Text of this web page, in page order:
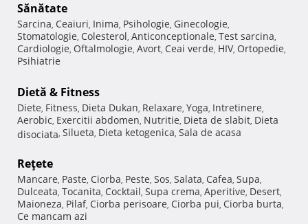
Sănătate
Sarcina, Ceaiuri, Inima, Psihologie, Ginecologie,
Stomatologie, Colesterol, Anticonceptionale, Test sarcina,
Cardiologie, Oftalmologie, Avort, Ceai verde, HIV, Ortopedie,
Psihiatrie
Dietă & Fitness
Diete, Fitness, Dieta Dukan, Relaxare, Yoga, Intretinere,
Aerobic, Exercitii abdomen, Nutritie, Dieta de slabit, Dieta
disociata, Silueta, Dieta ketogenica, Sala de acasa
Reţete
Mancare, Paste, Ciorba, Peste, Sos, Salata, Cafea, Supa,
Dulceata, Tocanita, Cocktail, Supa crema, Aperitive, Desert,
Maioneza, Pilaf, Ciorba perisoare, Ciorba pui, Ciorba burta,
Ce mancam azi